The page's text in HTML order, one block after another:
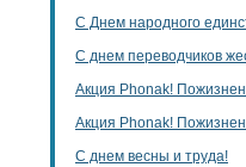
С Днем народного
С днем переводчиков
Акция Phonak!
Акция Phonak!
С днем весны и труда!